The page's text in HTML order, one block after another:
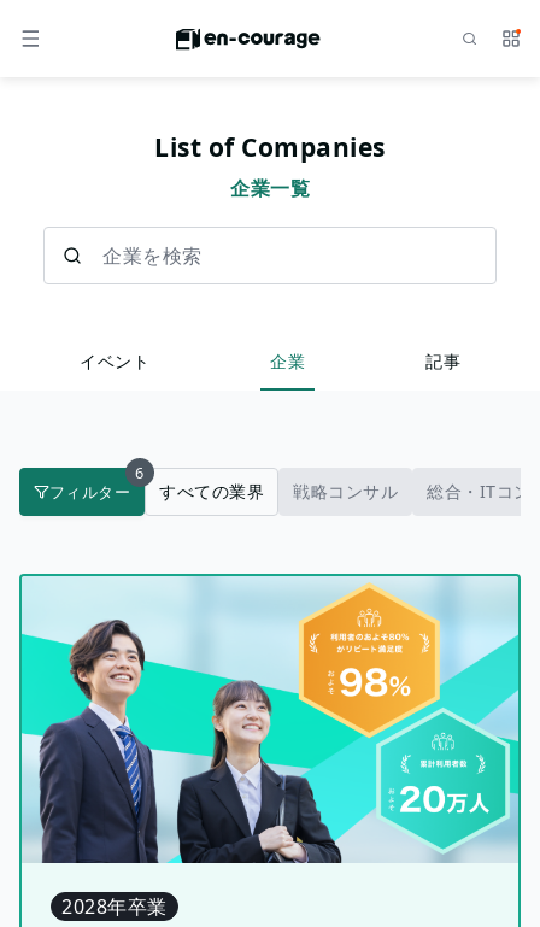
メニュー サ
List of Companies
企業一覧
イベント 企業 記事
フィルター
6
すべての業界 戦略コンサル 総合・ITコン
2028年卒業